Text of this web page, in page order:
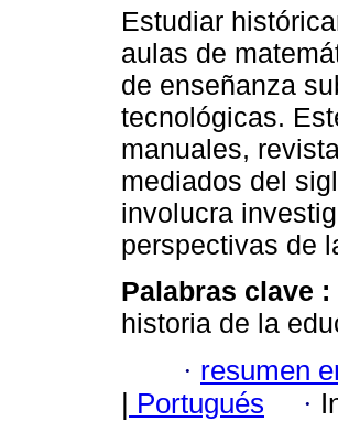
Estudiar
aulas de
de enseñanza
tecnológicas.
manuales,
mediados del
involucra
perspectivas de
Palabras clave :
historia de la
· resumen
| Portugués ·